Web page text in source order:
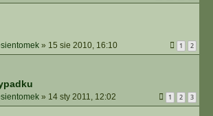
» 15 sie 2010, 16:10 1 2
» 14 sty 2011, 12:02 1 2 3